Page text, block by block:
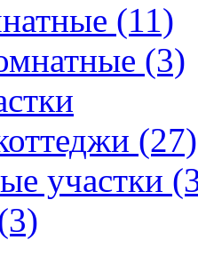
(11)
(3)
(27)
участки